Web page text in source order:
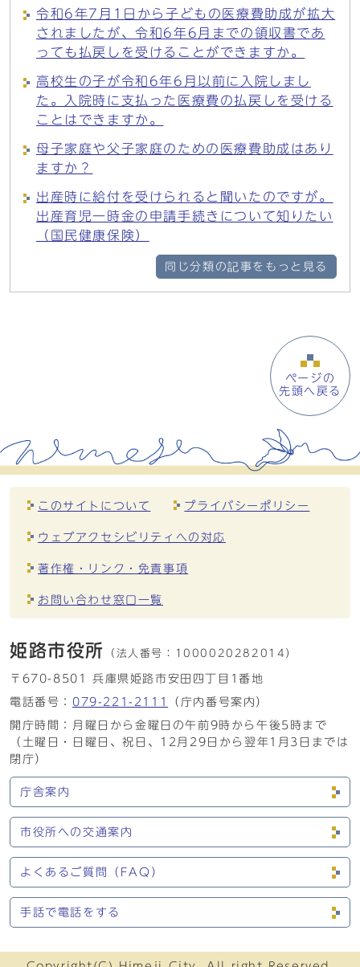
令和6年7月1日から子どもの医療費助成が拡大
されましたが、令和6年6月までの領収書であ
っても払戻しを受けることができますか。
高校生の子が令和6年6月以前に入院しまし
た。入院時に支払った医療費の払戻しを受ける
ことはできますか。
母子家庭や父子家庭のための医療費助成はあり
ますか？
出産時に給付を受けられると聞いたのですが。
出産育児一時金の申請手続きについて知りたい
（国民健康保険）
同じ分類の記事をもっと見る
ページの
先頭へ戻る
このサイトについて プライバシーポリシー
ウェブアクセシビリティへの対応
著作権・リンク・免責事項
お問い合わせ窓口一覧
姫路市役所 （法人番号： 1000020282014）
〒670-8501 兵庫県姫路市安田四丁目1番地
電話番号： 079-221-2111
（庁内番号案内）
開庁時間：月曜日から金曜日の午前9時から午後5時まで
（土曜日・日曜日、祝日、12月29日から翌年1月3日までは
閉庁）
庁舎案内
市役所への交通案内
よくあるご質問（FAQ）
手話で電話をする